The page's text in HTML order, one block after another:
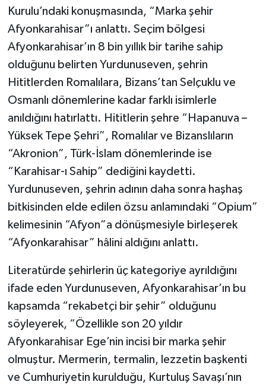
Kurulu’ndaki konuşmasında, “Marka şehir
Afyonkarahisar”ı anlattı. Seçim bölgesi
Afyonkarahisar’ın 8 bin yıllık bir tarihe sahip
olduğunu belirten Yurdunuseven, şehrin
Hititlerden Romalılara, Bizans’tan Selçuklu ve
Osmanlı dönemlerine kadar farklı isimlerle
anıldığını hatırlattı. Hititlerin şehre “Hapanuva –
Yüksek Tepe Şehri”, Romalılar ve Bizanslıların
“Akronion”, Türk-İslam dönemlerinde ise
“Karahisar-ı Sahip” dediğini kaydetti.
Yurdunuseven, şehrin adının daha sonra haşhaş
bitkisinden elde edilen özsu anlamındaki “Opium”
kelimesinin “Afyon”a dönüşmesiyle birleşerek
“Afyonkarahisar” hâlini aldığını anlattı.
Literatürde şehirlerin üç kategoriye ayrıldığını
ifade eden Yurdunuseven, Afyonkarahisar’ın bu
kapsamda “rekabetçi bir şehir” olduğunu
söyleyerek, “Özellikle son 20 yıldır
Afyonkarahisar Ege’nin incisi bir marka şehir
olmuştur. Mermerin, termalin, lezzetin başkenti
ve Cumhuriyetin kurulduğu, Kurtuluş Savaşı’nın